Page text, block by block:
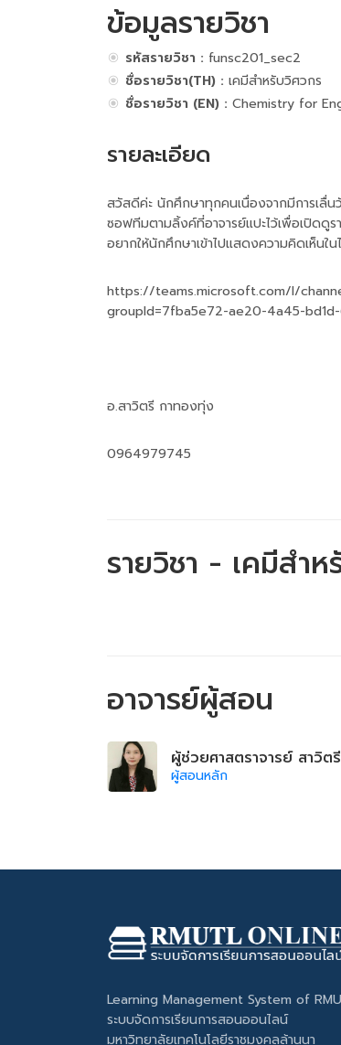
ข้อมูลรายวิชา
รหัสรายวิชา : funsc201_sec2
ชื่อรายวิชา(TH) : เคมีสำหรับวิศวกร
ชื่อรายวิชา (EN) : Chemistry for
รายละเอียด
สวัสดีค่ะ นักศึกษาทุกคนเนื่องจากมีการเลื่น
ซอฟทีมตามลิ้งค์ที่อาจารย์แปะไว้เพื่อเปิดดูร
อยากให้นักศึกษาเข้าไปแสดงความคิดเห็นใ
https://teams.microsoft.com/l/
groupId=7fba5e72-ae20-4a45-
อ.สาวิตรี กาทองทุ่ง
0964979745
รายวิชา - เคมีสำ
อาจารย์ผู้สอน
ผู้ช่วยศาสตราจารย์ สาวิต
ผู้สอนหลัก
Learning Management System of
ระบบจัดการเรียนการสอนออนไลน์
มหาวิทยาลัยเทคโนโลยีราชมงคลล้านนา